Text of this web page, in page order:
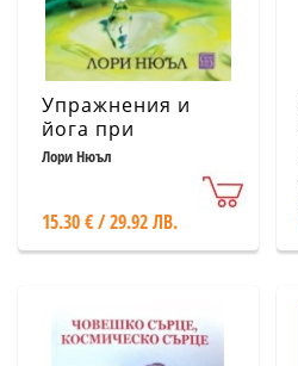
Упражнения и
йога при
паркинсон
Лори Нюъл
15.30 € / 29.92 ЛВ.